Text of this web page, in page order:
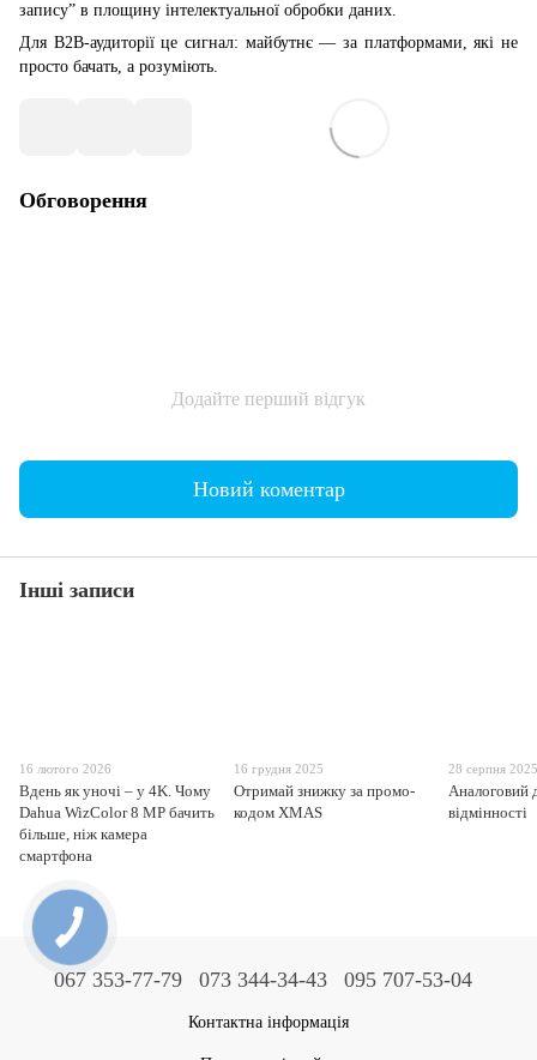
запису” в площину інтелектуальної обробки даних.
Для B2B-аудиторії це сигнал: майбутнє — за платформами, які не
просто бачать, а розуміють.
Обговорення
Додайте перший відгук
Новий коментар
Інші записи
16 лютого 2026
Вдень як уночі – у 4K. Чому
Dahua WizColor 8 MP бачить
більше, ніж камера
смартфона
16 грудня 2025
Отримай знижку за промо-
кодом XMAS
28 серпня
Аналоговий
відмінності
067 353-77-79 073 344-34-43 095 707-53-04
Контактна інформація